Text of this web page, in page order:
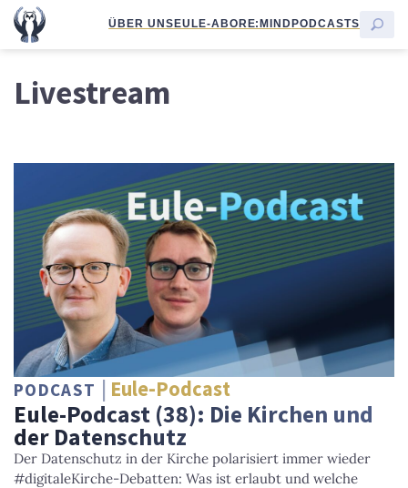
ÜBER UNSEULE-ABORE:MINDPODCASTS
Livestream
PODCAST Eule-Podcast
Eule-Podcast (38): Die Kirchen und
der Datenschutz
Der Datenschutz in der Kirche polarisiert immer wieder
#digitaleKirche-Debatten: Was ist erlaubt und welche